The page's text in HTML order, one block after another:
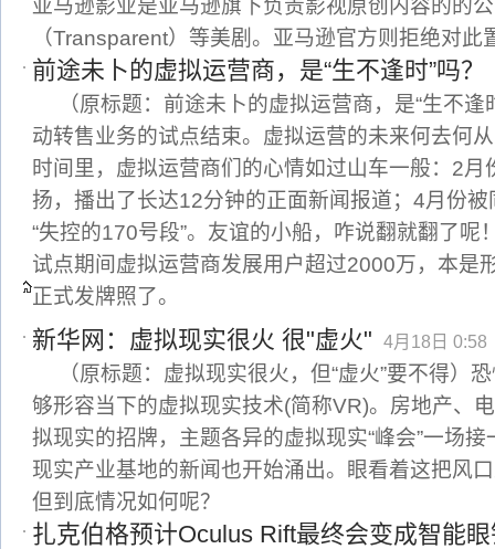
亚马逊影业是亚马逊旗下负责影视原创内容的的
（Transparent）等美剧。亚马逊官方则拒绝对此
前途未卜的虚拟运营商，是“生不逢时”吗？
（原标题：前途未卜的虚拟运营商，是“生不
动转售业务的试点结束。虚拟运营的未来何去何
时间里，虚拟运营商们的心情如过山车一般：2月
扬，播出了长达12分钟的正面新闻报道；4月份
“失控的170号段”。友谊的小船，咋说翻就翻了呢
试点期间虚拟运营商发展用户超过2000万，本是
正式发牌照了。
新华网：虚拟现实很火 很"虚火" 4月18日 0:58
（原标题：虚拟现实很火，但“虚火”要不得）
够形容当下的虚拟现实技术(简称VR)。房地产、
拟现实的招牌，主题各异的虚拟现实“峰会”一场
现实产业基地的新闻也开始涌出。眼看着这把风
但到底情况如何呢？
扎克伯格预计Oculus Rift最终会变成智能